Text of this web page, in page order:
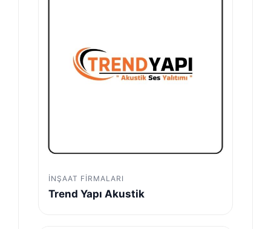
İNŞAAT FIRMALARI
Trend Yapı Akustik